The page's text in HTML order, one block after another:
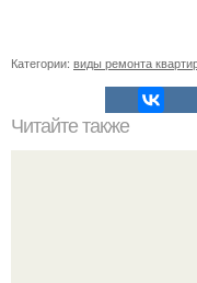
Категории: виды ремонта
Читайте также